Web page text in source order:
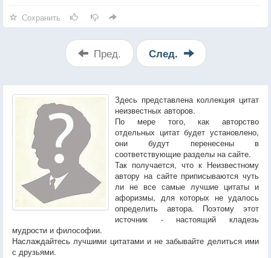
Сохранить
Пред. След.
Здесь представлена коллекция цитат
неизвестных авторов.
По мере того, как авторство
отдельных цитат будет установлено,
они будут перенесены в
соответствующие разделы на сайте.
Так получается, что к Неизвестному
автору на сайте приписываются чуть
ли не все самые лучшие цитаты и
афоризмы, для которых не удалось
определить автора. Поэтому этот
источник - настоящий кладезь
мудрости и философии.
Наслаждайтесь лучшими цитатами и не забывайте делиться ими
с друзьями.